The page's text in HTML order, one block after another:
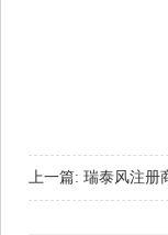
上一篇: 瑞泰风注册